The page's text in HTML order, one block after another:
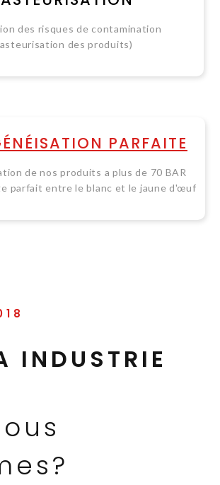
des risques de contamination
des produits)
PARFAITE
de nos produits a plus de 70 BAR
parfait entre le blanc et le jaune d'œuf
INDUSTRIE